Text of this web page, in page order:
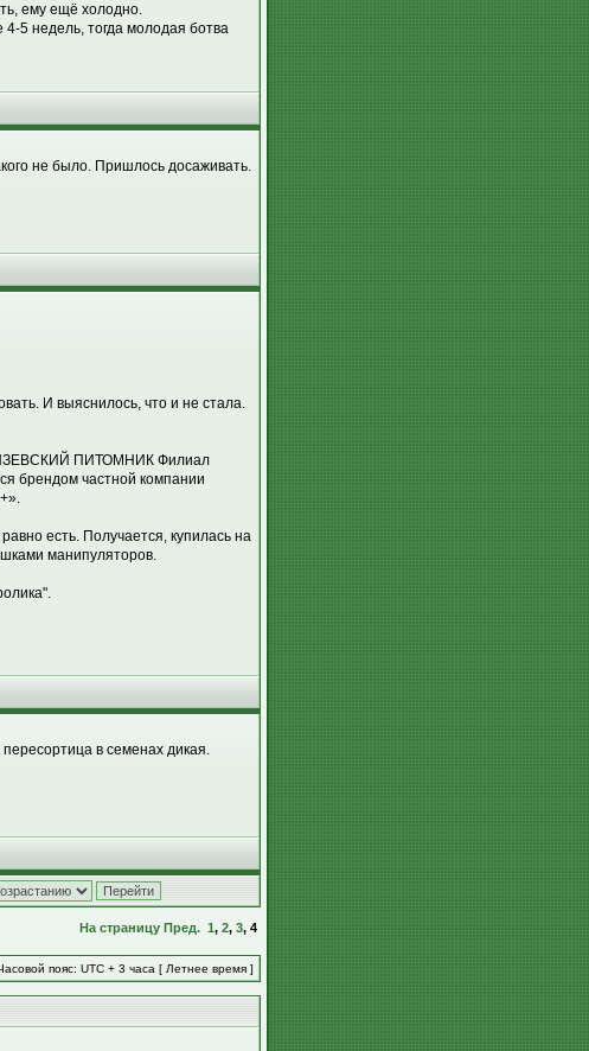
ему ещё холодно.
5 недель, тогда молодая ботва
не было. Пришлось досаживать.
И выяснилось, что и не стала.
ПИТОМНИК Филиал
брендом частной компании
есть. Получается, купилась на
манипуляторов.
в семенах дикая.
На страницу Пред. 1, 2, 3, 4
пояс: UTC + 3 часа [ Летнее время ]